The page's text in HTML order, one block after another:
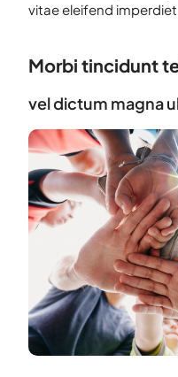
vitae eleifend
Morbi tincidunt
vel dictum magna